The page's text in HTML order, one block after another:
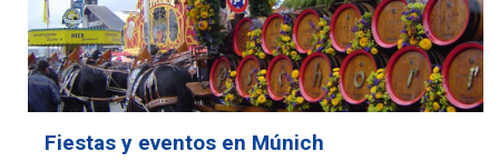
Fiestas y eventos en Múnich